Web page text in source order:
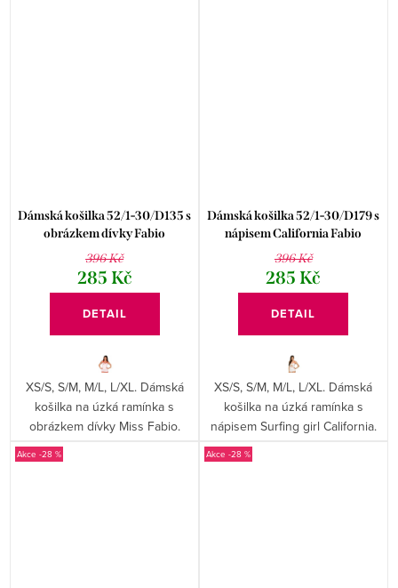
Dámská košilka 52/1-30/D135 s
obrázkem dívky Fabio
396 Kč
285 Kč
DETAIL
XS/S, S/M, M/L, L/XL. Dámská
košilka na úzká ramínka s
obrázkem dívky Miss Fabio.
Dámská košilka 52/1-30/D179 s
nápisem California Fabio
396 Kč
285 Kč
DETAIL
XS/S, S/M, M/L, L/XL. Dámská
košilka na úzká ramínka s
nápisem Surfing girl California.
-28 % -28 %